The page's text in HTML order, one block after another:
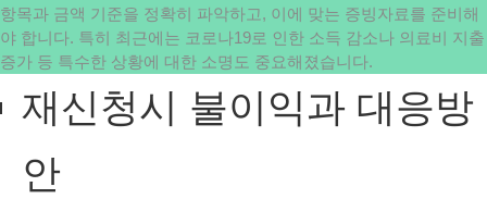
항목과 금액 기준을 정확히 파악하고, 이에 맞는 증빙자료를 준비해
야 합니다. 특히 최근에는 코로나19로 인한 소득 감소나 의료비 지출
증가 등 특수한 상황에 대한 소명도 중요해졌습니다.
재신청시 불이익과 대응방
안